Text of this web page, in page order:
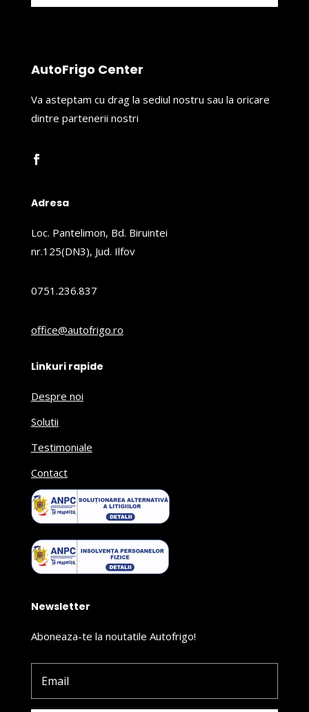
AutoFrigo Center
Va asteptam cu drag la sediul nostru sau la oricare
dintre partenerii nostri
Adresa
Loc. Pantelimon, Bd. Biruintei
nr.125(DN3), Jud. Ilfov
0751.236.837
office@autofrigo.ro
Linkuri rapide
Despre noi
Solutii
Testimoniale
Contact
Newsletter
Aboneaza-te la noutatile Autofrigo!